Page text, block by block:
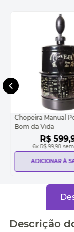
Chopeira Manual
Bom da Vida
R$ 599,
6x R$ 99,98
ADICIONAR À
Descrição